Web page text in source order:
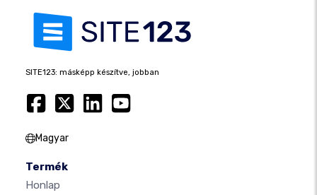
SITE123: másképp készítve, jobban
Magyar
Termék
Honlap